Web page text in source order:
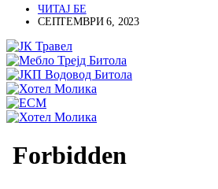
ЧИТАЈ БЕ
СЕПТЕМВРИ 6, 2023